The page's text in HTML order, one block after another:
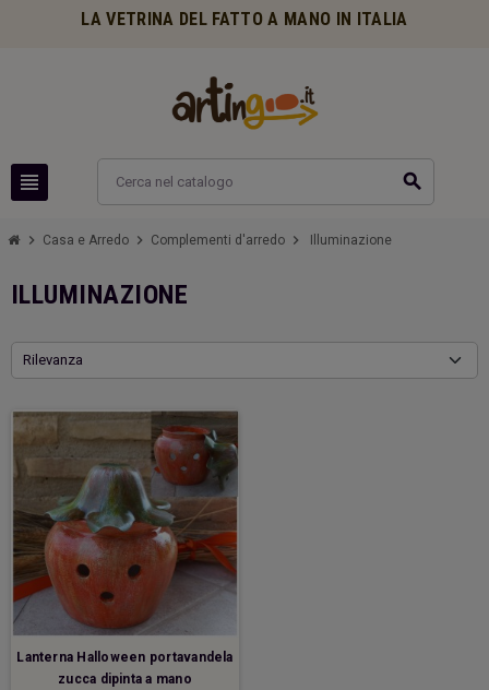
LA VETRINA DEL FATTO A MANO IN ITALIA
view_headline search
chevron_right Casa e Arredo chevron_right Complementi d'arredo chevron_right Illuminazione
ILLUMINAZIONE
Rilevanza
Lanterna Halloween portavandela
zucca dipinta a mano